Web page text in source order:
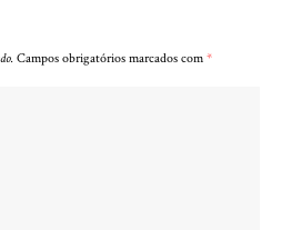
Campos obrigatórios marcados com *